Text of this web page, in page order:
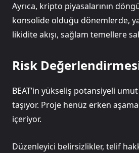
Ayrıca, kripto piyasalarının
konsolide olduğu dönemlerde,
likidite akışı, sağlam temellere
Risk
BEAT’in yükseliş potansiyeli
taşıyor. Proje henüz erken
içeriyor.
Düzenleyici belirsizlikler, telif